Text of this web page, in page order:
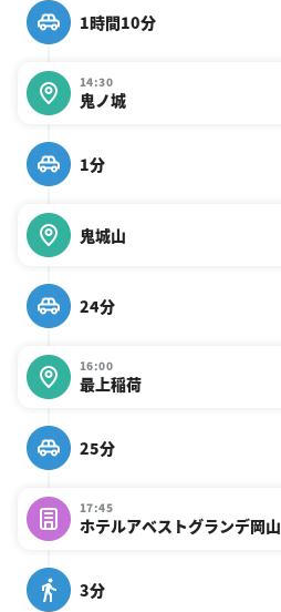
1時間10分
14:30
鬼ノ城
1分
鬼城山
24分
16:00
最上稲荷
25分
17:45
ホテルアベストグランデ岡山
3分